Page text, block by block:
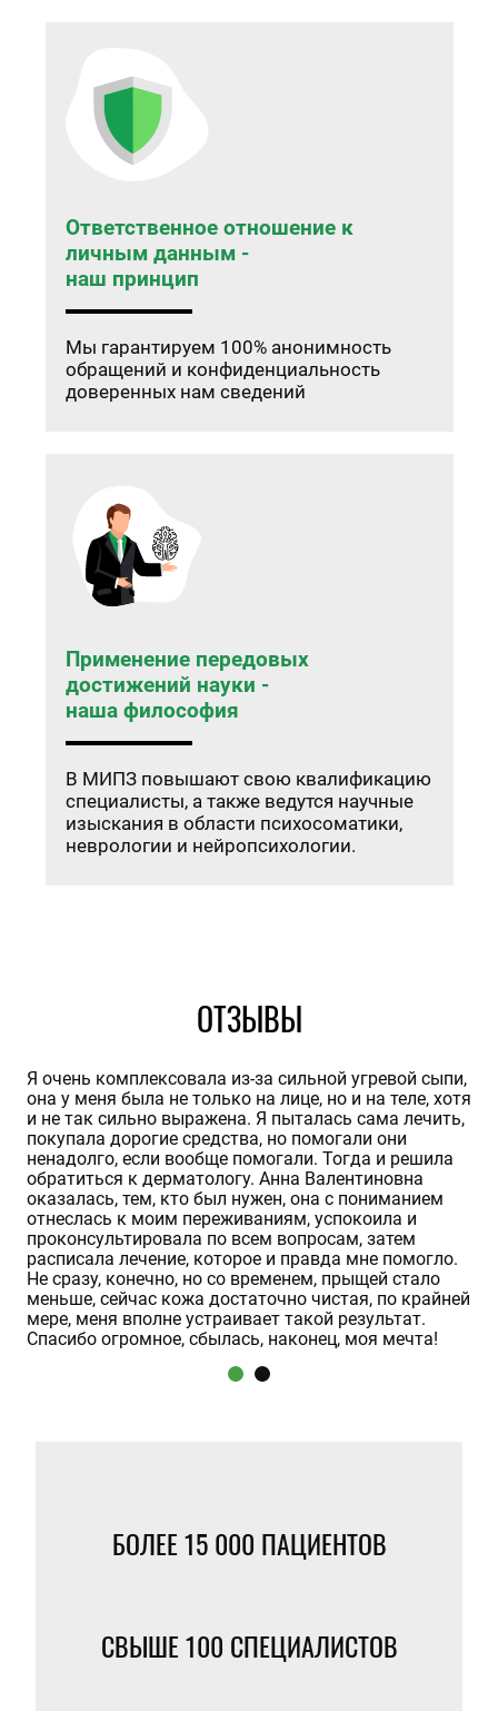
Ответственное отношение к
личным данным -
наш принцип
Мы гарантируем 100% анонимность
обращений и конфиденциальность
доверенных нам сведений
Применение передовых
достижений науки -
наша философия
В МИПЗ повышают свою квалификацию
специалисты, а также ведутся научные
изыскания в области психосоматики,
неврологии и нейропсихологии.
ОТЗЫВЫ
Я очень комплексовала из-за сильной угревой сыпи,
она у меня была не только на лице, но и на теле, хотя
и не так сильно выражена. Я пыталась сама лечить,
покупала дорогие средства, но помогали они
ненадолго, если вообще помогали. Тогда и решила
обратиться к дерматологу. Анна Валентиновна
оказалась, тем, кто был нужен, она с пониманием
отнеслась к моим переживаниям, успокоила и
проконсультировала по всем вопросам, затем
расписала лечение, которое и правда мне помогло.
Не сразу, конечно, но со временем, прыщей стало
меньше, сейчас кожа достаточно чистая, по крайней
мере, меня вполне устраивает такой результат.
Спасибо огромное, сбылась, наконец, моя мечта!
БОЛЕЕ15 000 ПАЦИЕНТОВ
СВЫШЕ100 СПЕЦИАЛИСТОВ